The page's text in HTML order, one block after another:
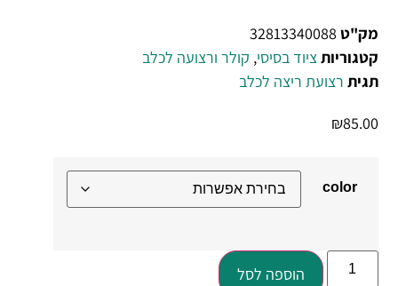
מק"ט 32813340088
קטגוריותציוד בסיסי, קולר ורצועה לכלב
תגית רצועת ריצה לכלב
₪85.00
color
הוספה לסל